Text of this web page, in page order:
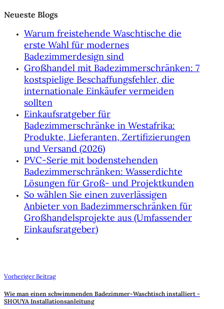
Neueste Blogs
Warum freistehende Waschtische die
erste Wahl für modernes
Badezimmerdesign sind
Großhandel mit Badezimmerschränken: 7
kostspielige Beschaffungsfehler, die
internationale Einkäufer vermeiden
sollten
Einkaufsratgeber für
Badezimmerschränke in Westafrika:
Produkte, Lieferanten, Zertifizierungen
und Versand (2026)
PVC-Serie mit bodenstehenden
Badezimmerschränken: Wasserdichte
Lösungen für Groß- und Projektkunden
So wählen Sie einen zuverlässigen
Anbieter von Badezimmerschränken für
Großhandelsprojekte aus (Umfassender
Einkaufsratgeber)
Vorheriger Beitrag
Wie man einen schwimmenden Badezimmer-Waschtisch installiert -
SHOUYA Installationsanleitung